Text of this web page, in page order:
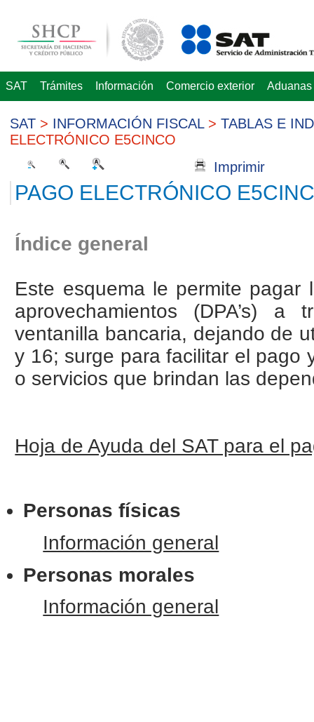
SAT Trámites Información Comercio exterior Aduanas
SAT > INFORMACIÓN FISCAL> TABLAS E
ELECTRÓNICO E5CINCO
Imprimir
PAGO ELECTRÓNICO
Índice general
Este esquema le permite pagar
aprovechamientos (DPA’s)
ventanilla bancaria, dejando de
y 16; surge para facilitar el pago
o servicios que brindan las
Hoja de Ayuda del SAT para el
Personas físicas
Información general
Personas morales
Información general